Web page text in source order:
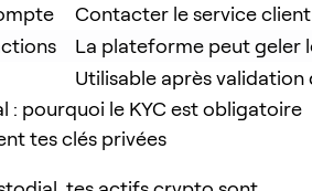
Contacter le service
La plateforme peut geler
Utilisable après validation
: pourquoi le KYC est obligatoire
tes clés privées